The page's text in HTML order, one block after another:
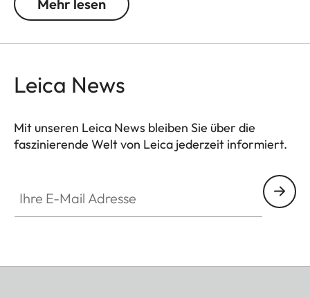
Tragriemen hat eine Farbkombination aus Oliv
Mehr lesen
Leica News
Mit unseren Leica News bleiben Sie über die
faszinierende Welt von Leica jederzeit informiert.